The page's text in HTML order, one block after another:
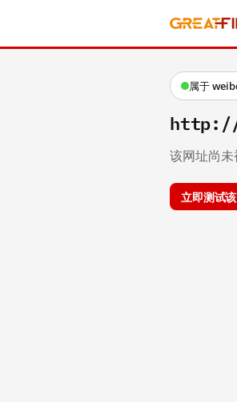
属于
http://
该网址尚未
立即测试